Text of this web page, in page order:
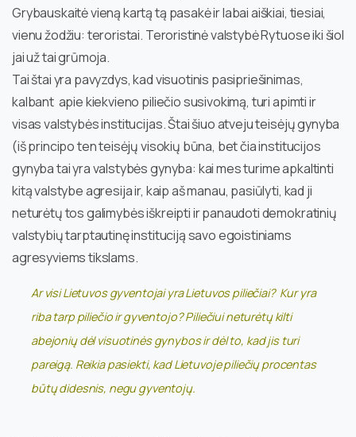
Grybauskaitė vieną kartą tą pasakė ir labai aiškiai, tiesiai,
vienu žodžiu: teroristai. Teroristinė valstybė Rytuose iki šiol
jai už tai grūmoja.
Tai štai yra pavyzdys, kad visuotinis pasipriešinimas,
kalbant apie kiekvieno piliečio susivokimą, turi apimti ir
visas valstybės institucijas. Štai šiuo atveju teisėjų gynyba
(iš principo ten teisėjų visokių būna, bet čia institucijos
gynyba tai yra valstybės gynyba: kai mes turime apkaltinti
kitą valstybe agresija ir, kaip aš manau, pasiūlyti, kad ji
neturėtų tos galimybės iškreipti ir panaudoti demokratinių
valstybių tarptautinę instituciją savo egoistiniams
agresyviems tikslams.
Ar visi Lietuvos gyventojai yra Lietuvos piliečiai? Kur yra
riba tarp piliečio ir gyventojo? Piliečiui neturėtų kilti
abejonių dėl visuotinės gynybos ir dėl to, kad jis turi
pareigą. Reikia pasiekti, kad Lietuvoje piliečių procentas
būtų didesnis, negu gyventojų.